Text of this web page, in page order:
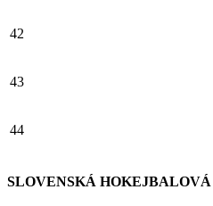
42
43
44
SLOVENSKÁ